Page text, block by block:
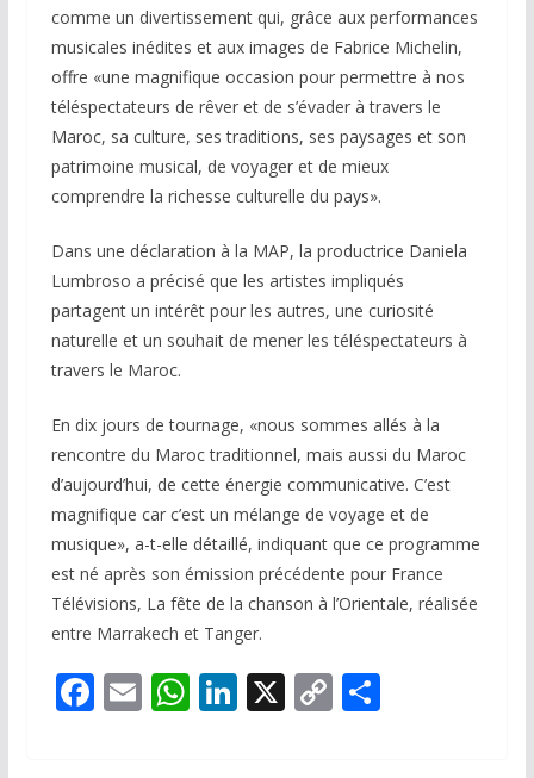
comme un divertissement qui, grâce aux performances
musicales inédites et aux images de Fabrice Michelin,
offre «une magnifique occasion pour permettre à nos
téléspectateurs de rêver et de s’évader à travers le
Maroc, sa culture, ses traditions, ses paysages et son
patrimoine musical, de voyager et de mieux
comprendre la richesse culturelle du pays».
Dans une déclaration à la MAP, la productrice Daniela
Lumbroso a précisé que les artistes impliqués
partagent un intérêt pour les autres, une curiosité
naturelle et un souhait de mener les téléspectateurs à
travers le Maroc.
En dix jours de tournage, «nous sommes allés à la
rencontre du Maroc traditionnel, mais aussi du Maroc
d’aujourd’hui, de cette énergie communicative. C’est
magnifique car c’est un mélange de voyage et de
musique», a-t-elle détaillé, indiquant que ce programme
est né après son émission précédente pour France
Télévisions, La fête de la chanson à l’Orientale, réalisée
entre Marrakech et Tanger.
F E W Li X C P